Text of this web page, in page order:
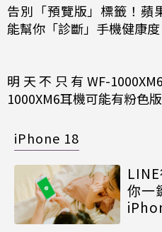
告別「預覽版」標籤！蘋
能幫你「診斷」手機健康度
明天不只有WF-
1000XM6耳機可能有粉色
iPhone 18
你一